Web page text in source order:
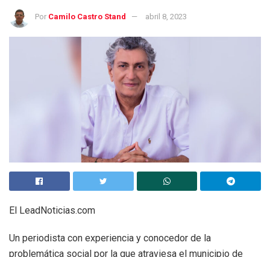
Por Camilo Castro Stand abril 8, 2023
El LeadNoticias.com
Un periodista con experiencia y conocedor de la
problemática social por la que atraviesa el municipio de